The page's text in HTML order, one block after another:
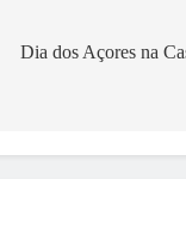
Dia dos Açores na